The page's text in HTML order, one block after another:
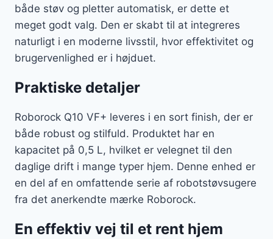
både støv og pletter automatisk, er dette et
meget godt valg. Den er skabt til at integreres
naturligt i en moderne livsstil, hvor effektivitet og
brugervenlighed er i højduet.
Praktiske detaljer
Roborock Q10 VF+ leveres i en sort finish, der er
både robust og stilfuld. Produktet har en
kapacitet på 0,5 L, hvilket er velegnet til den
daglige drift i mange typer hjem. Denne enhed er
en del af en omfattende serie af robotstøvsugere
fra det anerkendte mærke Roborock.
En effektiv vej til et rent hjem